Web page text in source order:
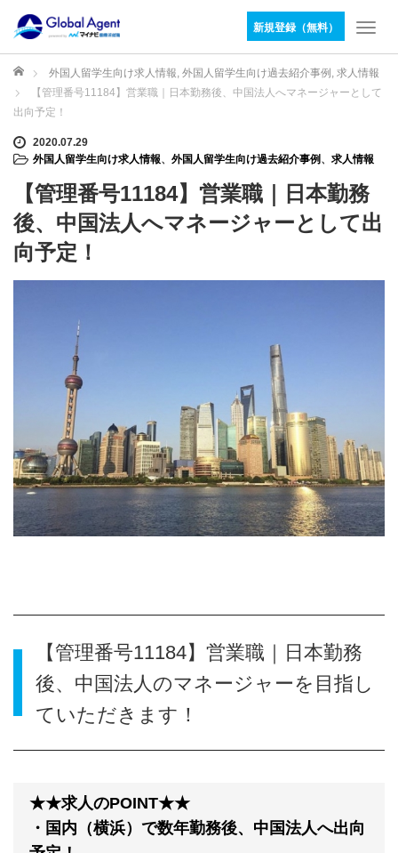
新規登録（無料）
T
g
a
i
g
a
ホーム 外国人留学生向け求人情報, 外国人留学生向け過去紹介事例 , 求人情報
【管理番号11184】営業職｜日本勤務後、中国法人へマネージャーとして
出向予定！
2020.07.29
外国人留学生向け求人情報、 外国人留学生向け過去紹介事例 、 求人情報
【管理番号11184】営業職｜日本勤務
後、中国法人へマネージャーとして出
向予定！
【管理番号11184】営業職｜日本勤務
後、中国法人のマネージャーを目指し
ていただきます！
★★求人のPOINT★★
・国内（横浜）で数年勤務後、中国法人へ出向